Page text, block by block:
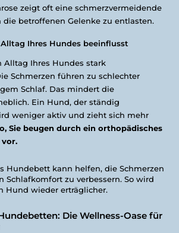
zeigt oft eine schmerzvermeidende
betroffenen Gelenke zu entlasten.
Ihres Hundes beeinflusst
Alltag Ihres Hundes stark
Schmerzen führen zu schlechter
Schlaf. Das mindert die
Ein Hund, der ständig
weniger aktiv und zieht sich mehr
Sie beugen durch ein orthopädisches
Hundebett kann helfen, die Schmerzen
Schlafkomfort zu verbessern. So wird
Hund wieder erträglicher.
Die Wellness-Oase für